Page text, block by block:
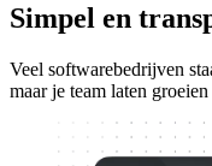
Simpel en
Veel softwarebedrijven
maar je team laten